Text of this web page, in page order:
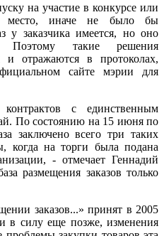
на участие в конкурсе или
место, иначе не было бы
у заказчика имеется, но оно
Поэтому такие решения
и отражаются в протоколах,
сайте мэрии для
с единственным
По состоянию на 15 июня по
заключено всего три таких
когда на торги была подана
- отмечает Геннадий
размещения заказов только
заказов...» принят в 2005
в силу еще позже, изменения